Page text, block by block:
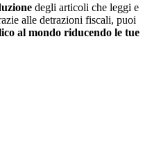
degli articoli che leggi e
alle detrazioni fiscali, puoi
al mondo riducendo le tue